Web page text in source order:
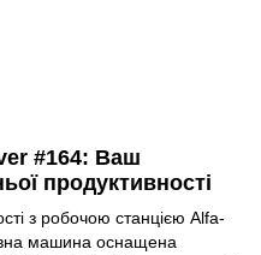
#164: Ваш
продуктивності
з робочою станцією Alfa-
машина оснащена